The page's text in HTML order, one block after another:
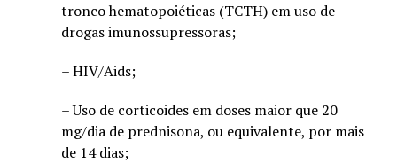
tronco hematopoiéticas (TCTH) em uso de
drogas imunossupressoras;
– HIV/Aids;
– Uso de corticoides em doses maior que 20
mg/dia de prednisona, ou equivalente, por mais
de 14 dias;